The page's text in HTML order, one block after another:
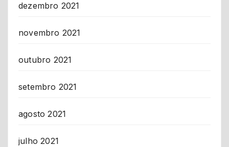
dezembro 2021
novembro 2021
outubro 2021
setembro 2021
agosto 2021
julho 2021